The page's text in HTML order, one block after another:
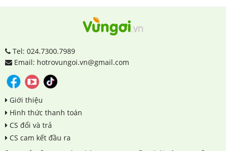
Tel: 024.7300.7989
Email: hotrovungoi.vn@gmail.com
Giới thiệu
Hình thức thanh toán
CS đổi và trả
CS cam kết đầu ra